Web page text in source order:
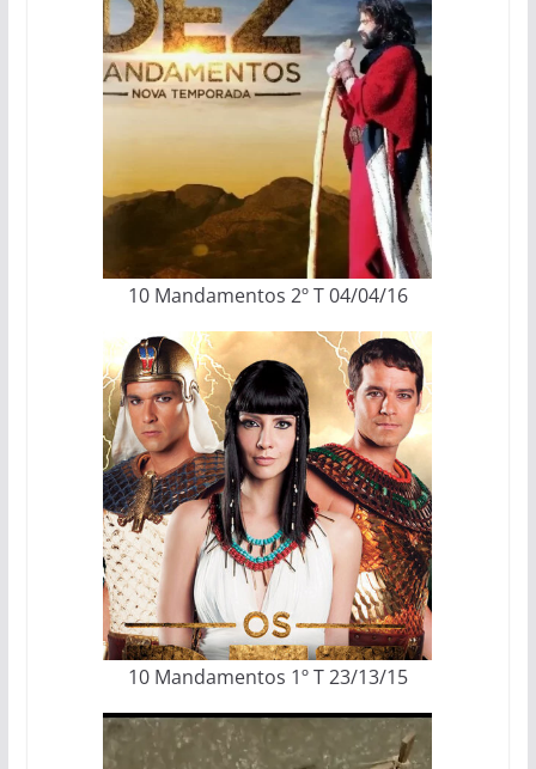
10 Mandamentos 2º T 04/04/16
10 Mandamentos 1º T 23/13/15